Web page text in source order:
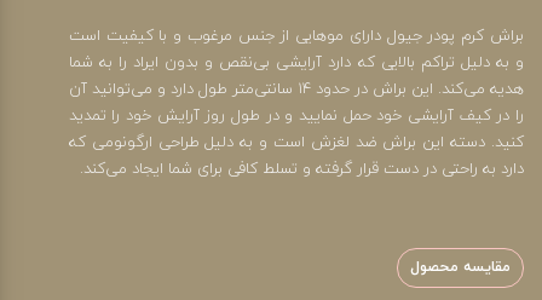
براش کرم پودر جیول دارای موهایی از جنس مرغوب و با کیفیت است
و به دلیل تراکم بالایی که دارد آرایشی بی‌نقص و بدون ایراد را به شما
هدیه می‌کند. این براش در حدود 14 سانتی‌متر طول دارد و می‌توانید آن
را در کیف آرایشی خود حمل نمایید و در طول روز آرایش خود را تمدید
کنید. دسته این براش ضد لغزش است و به دلیل طراحی ارگونومی که
دارد به راحتی در دست قرار گرفته و تسلط کافی برای شما ایجاد می‌کند.
مقایسه محصول